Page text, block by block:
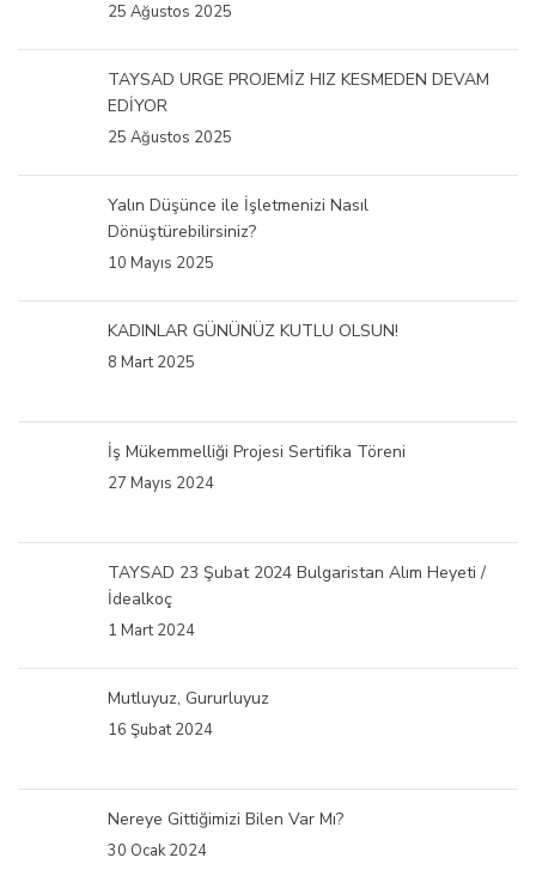
25 Ağustos 2025
TAYSAD URGE PROJEMİZ HIZ KESMEDEN DEVAM
EDİYOR
25 Ağustos 2025
Yalın Düşünce ile İşletmenizi Nasıl
Dönüştürebilirsiniz?
10 Mayıs 2025
KADINLAR GÜNÜNÜZ KUTLU OLSUN!
8 Mart 2025
İş Mükemmelliği Projesi Sertifika Töreni
27 Mayıs 2024
TAYSAD 23 Şubat 2024 Bulgaristan Alım Heyeti /
İdealkoç
1 Mart 2024
Mutluyuz, Gururluyuz
16 Şubat 2024
Nereye Gittiğimizi Bilen Var Mı?
30 Ocak 2024